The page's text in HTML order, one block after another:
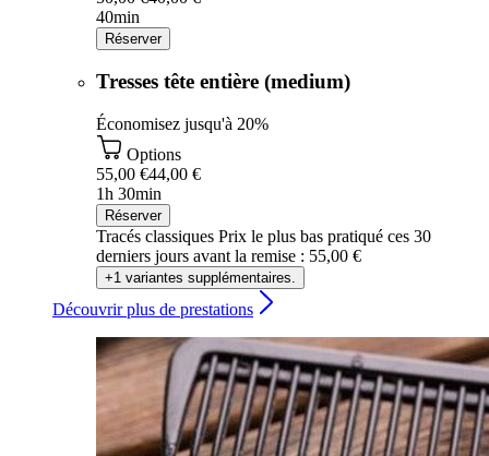
40min
Réserver
Tresses tête entière (medium)
Économisez jusqu'à 20%
Options
55,00 €44,00 €
1h 30min
Réserver
Tracés classiques Prix le plus bas pratiqué ces 30
derniers jours avant la remise : 55,00 €
+1 variantes supplémentaires.
Découvrir plus de prestations